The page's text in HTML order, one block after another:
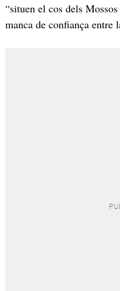
“situen el cos dels
manca de confiança entre